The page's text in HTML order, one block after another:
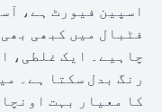
اسپین فیورٹ ہے،
فٹبال میں کبھی
چاہیے۔ ایک غلطی،
رنگ بدل سکتا ہے۔